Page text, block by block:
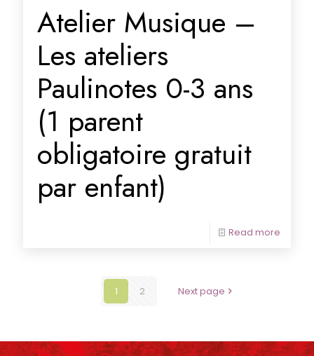
Atelier Musique –
Les ateliers
Paulinotes 0-3 ans
(1 parent
obligatoire gratuit
par enfant)
Read more
1 2 Next page